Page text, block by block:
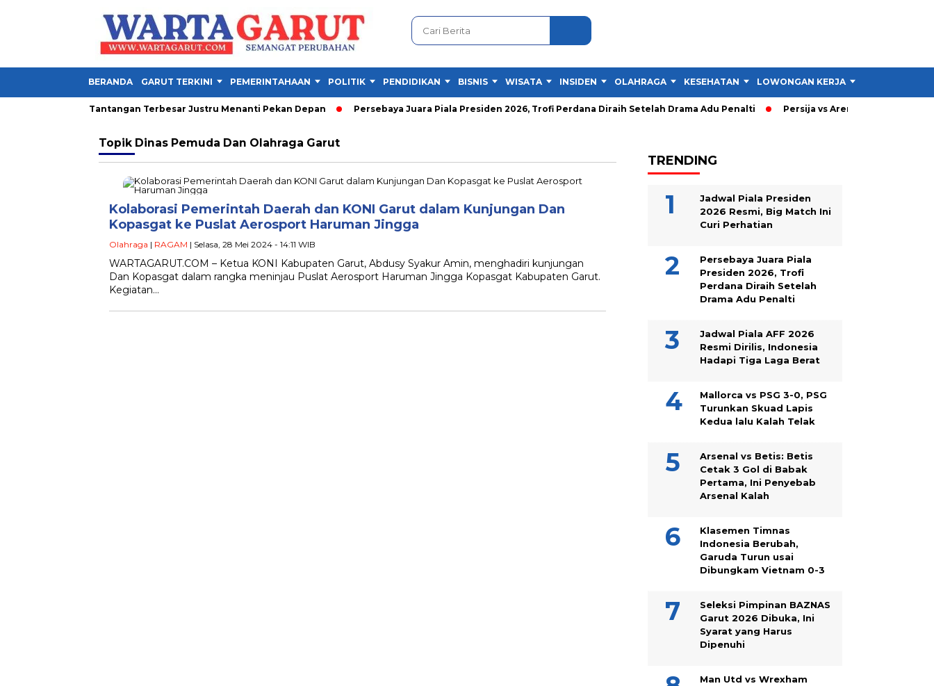
BERANDA GARUT TERKINI PEMERINTAHAAN POLITIK PENDIDIKAN BISNIS WISATA INSIDEN OLAHRAGA KESEHATAN LOWONGAN KERJA
2026, Tantangan Terbesar Justru Menanti Pekan Depan Persebaya Juara Piala Presiden 2026, Trofi Perdana Diraih Setelah Drama Adu Penalti Persija vs Arema: Persija Menang
Topik Dinas Pemuda Dan Olahraga Garut
Kolaborasi Pemerintah Daerah dan KONI Garut dalam Kunjungan Dan
Kopasgat ke Puslat Aerosport Haruman Jingga
Olahraga | RAGAM | Selasa, 28 Mei 2024 - 14:11 WIB
WARTAGARUT.COM – Ketua KONI Kabupaten Garut, Abdusy Syakur Amin, menghadiri kunjungan
Dan Kopasgat dalam rangka meninjau Puslat Aerosport Haruman Jingga Kopasgat Kabupaten Garut.
Kegiatan…
TRENDING
Jadwal Piala Presiden
2026 Resmi, Big Match Ini
Curi Perhatian
Persebaya Juara Piala
Presiden 2026, Trofi
Perdana Diraih Setelah
Drama Adu Penalti
Jadwal Piala AFF 2026
Resmi Dirilis, Indonesia
Hadapi Tiga Laga Berat
Mallorca vs PSG 3-0, PSG
Turunkan Skuad Lapis
Kedua lalu Kalah Telak
Arsenal vs Betis: Betis
Cetak 3 Gol di Babak
Pertama, Ini Penyebab
Arsenal Kalah
Klasemen Timnas
Indonesia Berubah,
Garuda Turun usai
Dibungkam Vietnam 0-3
Seleksi Pimpinan BAZNAS
Garut 2026 Dibuka, Ini
Syarat yang Harus
Dipenuhi
Man Utd vs Wrexham